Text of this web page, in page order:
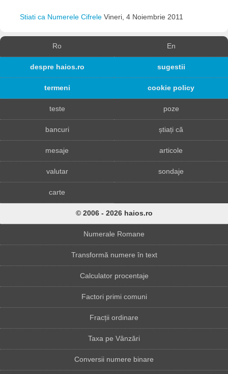
Stiati ca Numerele Cifrele Vineri, 4 Noiembrie 2011
Ro En
despre haios.ro sugestii
termeni cookie policy
teste poze
bancuri știați că
mesaje articole
valutar sondaje
carte
© 2006 - 2026 haios.ro
Numerale Romane
Transformă numere în text
Calculator procentaje
Factori primi comuni
Fracții ordinare
Taxa pe Vânzări
Conversii numere binare